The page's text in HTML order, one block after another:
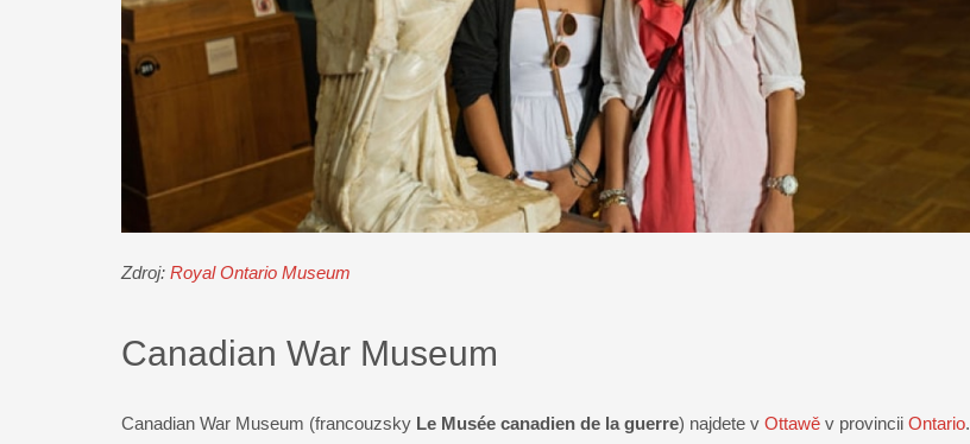
Zdroj: Royal Ontario Museum
Canadian War Museum
Canadian War Museum (francouzsky Le Musée canadien de la guerre) najdete v Ottawě v provincii Ontario.